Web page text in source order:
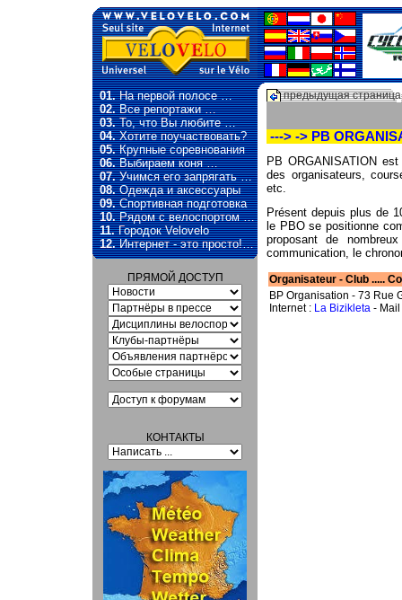
01.На первой полосе …
02.Все репортажи …
03.То, что Вы любите …
04.Хотите поучаствовать?
05.Крупные соревнования
06.Выбираем коня …
07.Учимся его запрягать …
08.Одежда и аксессуары
09.Спортивная подготовка
10.Рядом с велоспортом …
11.Городок Velovelo
12.Интернет - это просто!…
ПРЯМОЙ ДОСТУП
КОНТАКТЫ
предыдущая страница
---> -> PB
PB ORGANISATION
des organisateurs,
etc.
Présent depuis plus de
le PBO se positionne
proposant de
communication, le
Organisateur - Club .....
BP Organisation - 73 Rue
Internet : La Bizikleta -